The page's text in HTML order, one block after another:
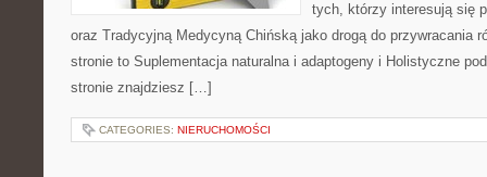
tych, którzy interesują się
oraz Tradycyjną Medycyną Chińską jako drogą do przywracania
stronie to Suplementacja naturalna i adaptogeny i Holistyczne
stronie znajdziesz […]
CATEGORIES: NIERUCHOMOŚCI